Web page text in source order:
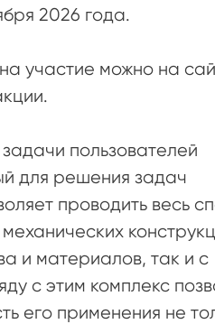
2026 года.
участие можно на
пользователей
для решения задач
проводить весь
и материалов, так и с
с этим комплекс
его применения не